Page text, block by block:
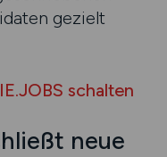
gezielt
schalten
neue